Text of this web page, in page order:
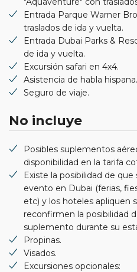
Entrada Parque Warner
traslados de ida y vuelta.
Entrada Dubai Parks &
de ida y vuelta.
Excursión safari en 4x4.
Asistencia de habla hispana.
Seguro de viaje.
No incluye
Posibles suplementos
disponibilidad en la tarifa
Existe la posibilidad de
evento en Dubai (ferias,
etc) y los hoteles apliquen
reconfirmen la posibilidad
suplemento durante su
Propinas.
Visados.
Excursiones opcionales: